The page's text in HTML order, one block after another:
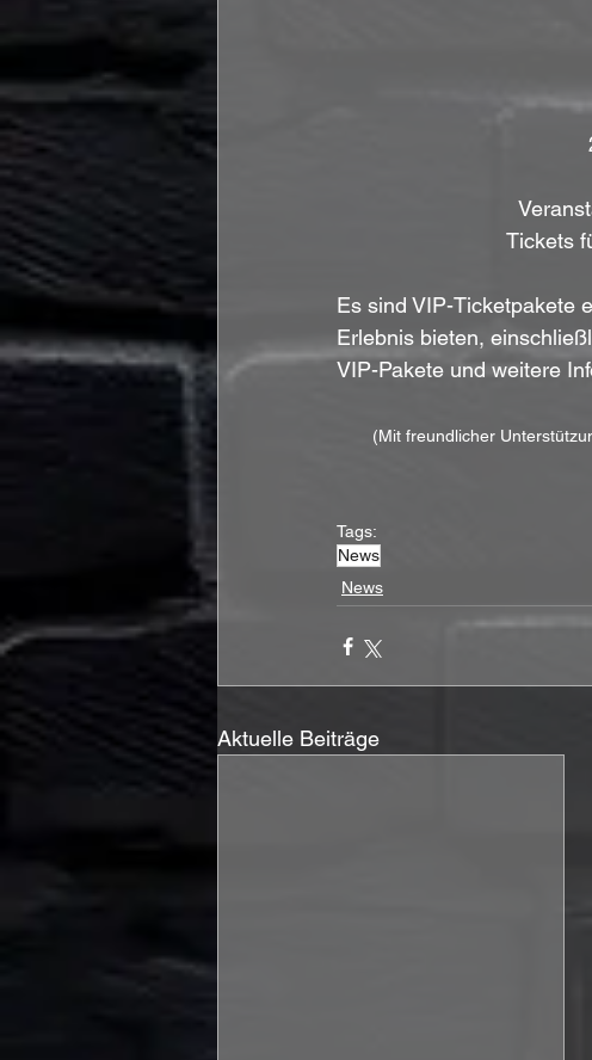
Tickets
Es sind VIP-Ticketpakete
Erlebnis bieten,
VIP-Pakete und weitere
(Mit freundlicher
Tags:
News
News
Aktuelle Beiträge